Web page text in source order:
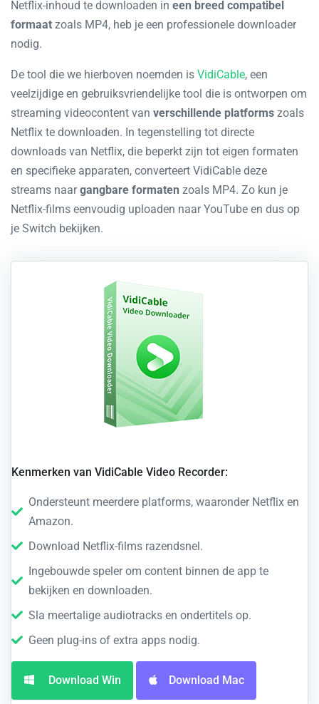
Netflix-inhoud te downloaden in een breed compatibel
formaat zoals MP4, heb je een professionele downloader
nodig.
De tool die we hierboven noemden is VidiCable, een
veelzijdige en gebruiksvriendelijke tool die is ontworpen om
streaming videocontent van verschillende platforms zoals
Netflix te downloaden. In tegenstelling tot directe
downloads van Netflix, die beperkt zijn tot eigen formaten
en specifieke apparaten, converteert VidiCable deze
streams naargangbare formaten zoals MP4. Zo kun je
Netflix-films eenvoudig uploaden naar YouTube en dus op
je Switch bekijken.
Kenmerken van VidiCable Video Recorder:
Ondersteunt meerdere platforms, waaronder Netflix en
Amazon.
Download Netflix-films razendsnel.
Ingebouwde speler om content binnen de app te
bekijken en downloaden.
Sla meertalige audiotracks en ondertitels op.
Geen plug-ins of extra apps nodig.
Download Win Download Mac